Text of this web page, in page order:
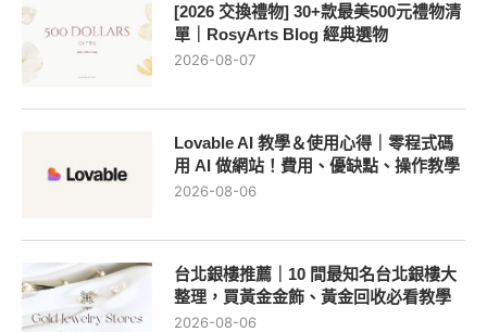
[2026 交換禮物] 30+款最美500元禮物清
單｜RosyArts Blog 經典選物
2026-08-07
Lovable AI 教學＆使用心得｜零程式碼
用 AI 做網站！費用、優缺點、操作教學
2026-08-06
台北銀樓推薦｜10 間最知名台北銀樓大
整理，買黃金金飾、黃金回收必看教學
2026-08-06